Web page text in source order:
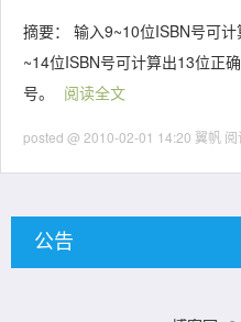
摘要： 输入9~10位ISBN号可
~14位ISBN号可计算出13位正
号。
阅读全文
posted @ 2010-02-01 14:20 翼帆
公告